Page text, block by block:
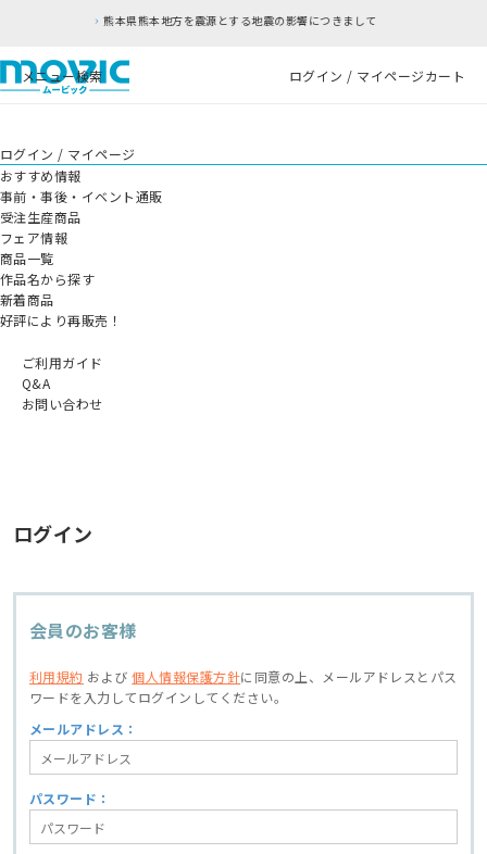
熊本県熊本地方を震源とする地震の影響につきまして
メニュー検索 ログイン / マイページカート
ログイン / マイページ
おすすめ情報
事前・事後・イベント通販
受注生産商品
フェア情報
商品一覧
作品名から探す
新着商品
好評により再販売！
ご利用ガイド
Q&A
お問い合わせ
ログイン
会員のお客様
利用規約 および個人情報保護方針に同意の上、
メールアドレスとパス
ワードを入力してログインしてください。
メールアドレス：
パスワード：